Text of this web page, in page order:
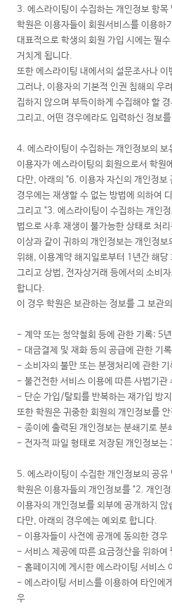
3. 에스라이팅이 수집하는 개인정보 항목
학원은 이용자들이 회원서비스를 이용하
대표적으로 학생의 회원 가입 시에는 필
거치게 됩니다.
또한 에스라이팅 내에서의 설문조사나
그러나, 이용자의 기본적 인권 침해의 우
집하지 않으며 부득이하게 수집해야 할
그리고, 어떤 경우에라도 입력하신 정보
4. 에스라이팅이 수집하는 개인정보의 보
이용자가 에스라이팅의 회원으로서 학원
다만, 아래의 "6. 이용자 자신의 개인정
경우에는 재생할 수 없는 방법에 의하여
그리고 "3. 에스라이팅이 수집하는 개인
법으로 사후 재생이 불가능한 상태로 처
이상과 같이 귀하의 개인정보는 개인정
위해, 이용계약 해지일로부터 1년간 해
그리고 상법, 전자상거래 등에서의 소비
합니다.
이 경우 학원은 보관하는 정보를 그 보관
- 계약 또는 청약철회 등에 관한 기록: 5년
- 대금결제 및 재화 등의 공급에 관한 기
- 소비자의 불만 또는 분쟁처리에 관한
- 불건전한 서비스 이용에 따른 사법기
- 단순 가입/탈퇴를 반복하는 재가입 방
또한 학원은 귀중한 회원의 개인정보를
- 종이에 출력된 개인정보는 분쇄기로 분
- 전자적 파일 형태로 저장된 개인정보는
5. 에스라이팅이 수집한 개인정보의 공유
학원은 이용자들의 개인정보를 "2. 개인
이용자의 개인정보를 외부에 공개하지 않
다만, 아래의 경우에는 예외로 합니다.
- 이용자들이 사전에 공개에 동의한 경우
- 서비스 제공에 따른 요금정산을 위하여
- 홈페이지에 게시한 에스라이팅 서비스
- 에스라이팅 서비스를 이용하여 타인에
우